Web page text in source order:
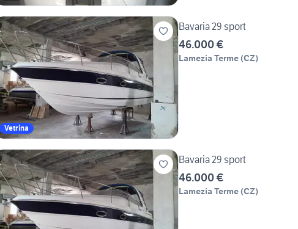
Vetrina
Bavaria 29 sport
46.000 €
Lamezia Terme (CZ)
Bavaria 29 sport
46.000 €
Lamezia Terme (CZ)